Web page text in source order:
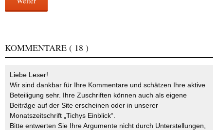
KOMMENTARE ( 18 )
Liebe Leser!
Wir sind dankbar für Ihre Kommentare und schätzen Ihre aktive
Beteiligung sehr. Ihre Zuschriften können auch als eigene
Beiträge auf der Site erscheinen oder in unserer
Monatszeitschrift „Tichys Einblick“.
Bitte entwerten Sie Ihre Argumente nicht durch Unterstellungen,